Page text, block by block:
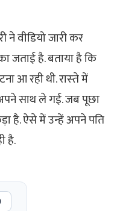
ने वीड‍ियो जारी कर
जताई है. बताया है कि
आ रही थी. रास्‍ते में
साथ ले गई. जब पूछा
है. ऐसे में उन्‍हें अपने पत‍ि
है.